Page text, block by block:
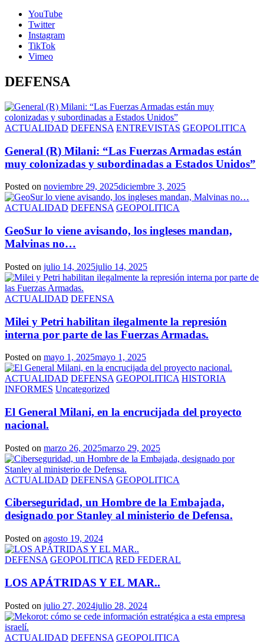
YouTube
Twitter
Instagram
TikTok
Vimeo
DEFENSA
ACTUALIDAD DEFENSA ENTREVISTAS GEOPOLITICA
General (R) Milani: “Las Fuerzas Armadas están
muy colonizadas y subordinadas a Estados Unidos”
Posted on noviembre 29, 2025diciembre 3, 2025
ACTUALIDAD DEFENSA GEOPOLITICA
GeoSur lo viene avisando, los ingleses mandan,
Malvinas no…
Posted on julio 14, 2025julio 14, 2025
ACTUALIDAD DEFENSA
Milei y Petri habilitan ilegalmente la represión
interna por parte de las Fuerzas Armadas.
Posted on mayo 1, 2025mayo 1, 2025
ACTUALIDAD DEFENSA GEOPOLITICA HISTORIA
INFORMES Uncategorized
El General Milani, en la encrucijada del proyecto
nacional.
Posted on marzo 26, 2025marzo 29, 2025
ACTUALIDAD DEFENSA GEOPOLITICA
Ciberseguridad, un Hombre de la Embajada,
designado por Stanley al ministerio de Defensa.
Posted on agosto 19, 2024
DEFENSA GEOPOLITICA RED FEDERAL
LOS APÁTRIDAS Y EL MAR..
Posted on julio 27, 2024julio 28, 2024
ACTUALIDAD DEFENSA GEOPOLITICA